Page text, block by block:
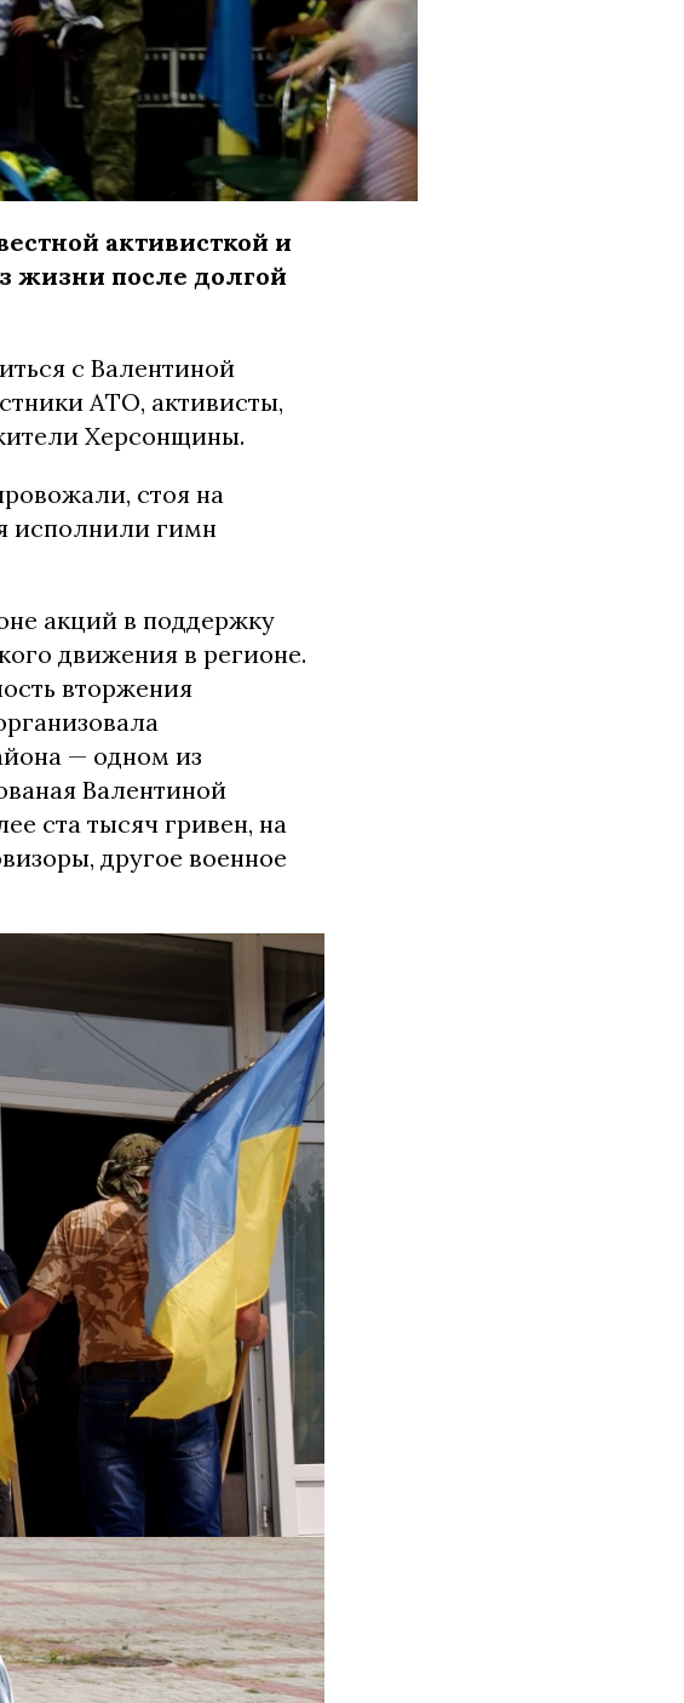
активисткой и
жизни после долгой
с Валентиной
АТО, активисты,
Херсонщины.
стоя на
исполнили гимн
акций в поддержку
движения в регионе.
вторжения
— одном из
Валентиной
ста тысяч гривен, на
другое военное